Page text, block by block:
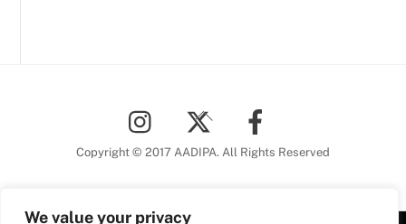
We value your privacy
To
Top
Copyright © 2017 AADIPA. All Rights Reserved